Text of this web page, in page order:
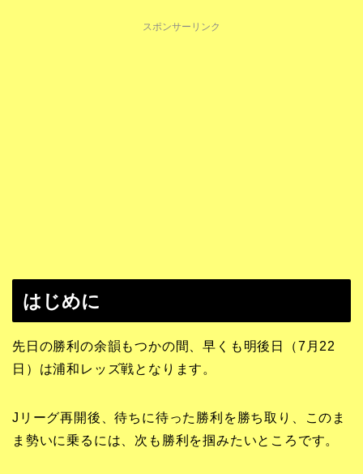
スポンサーリンク
はじめに
先日の勝利の余韻もつかの間、早くも明後日（7月22
日）は浦和レッズ戦となります。
Jリーグ再開後、待ちに待った勝利を勝ち取り、このま
ま勢いに乗るには、次も勝利を掴みたいところです。